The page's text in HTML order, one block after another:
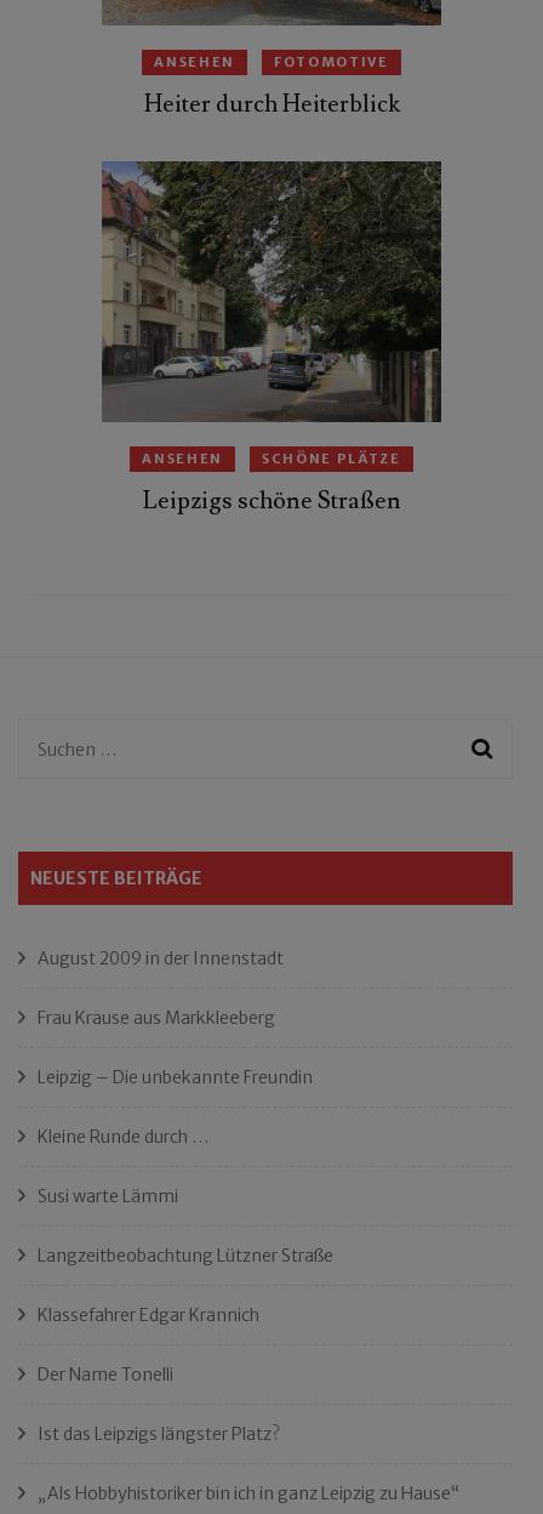
ANSEHEN FOTOMOTIVE
Heiter durch Heiterblick
ANSEHEN SCHÖNE PLÄTZE
Leipzigs schöne Straßen
Suchen
NEUESTE BEITRÄGE
August 2009 in der Innenstadt
Frau Krause aus Markkleeberg
Leipzig – Die unbekannte Freundin
Kleine Runde durch …
Susi warte Lämmi
Langzeitbeobachtung Lützner Straße
Klassefahrer Edgar Krannich
Der Name Tonelli
Ist das Leipzigs längster Platz?
„Als Hobbyhistoriker bin ich in ganz Leipzig zu Hause“